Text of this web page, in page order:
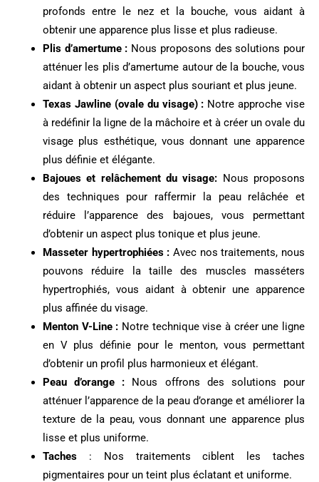
profonds entre le nez et la bouche, vous aidant à
obtenir une apparence plus lisse et plus radieuse.
Plis d’amertume : Nous proposons des solutions pour
atténuer les plis d’amertume autour de la bouche, vous
aidant à obtenir un aspect plus souriant et plus jeune.
Texas Jawline (ovale du visage) : Notre approche vise
à redéfinir la ligne de la mâchoire et à créer un ovale du
visage plus esthétique, vous donnant une apparence
plus définie et élégante.
Bajoues et relâchement du visage: Nous proposons
des techniques pour raffermir la peau relâchée et
réduire l’apparence des bajoues, vous permettant
d’obtenir un aspect plus tonique et plus jeune.
Masseter hypertrophiées : Avec nos traitements, nous
pouvons réduire la taille des muscles masséters
hypertrophiés, vous aidant à obtenir une apparence
plus affinée du visage.
Menton V-Line : Notre technique vise à créer une ligne
en V plus définie pour le menton, vous permettant
d’obtenir un profil plus harmonieux et élégant.
Peau d’orange : Nous offrons des solutions pour
atténuer l’apparence de la peau d’orange et améliorer la
texture de la peau, vous donnant une apparence plus
lisse et plus uniforme.
Taches : Nos traitements ciblent les taches
pigmentaires pour un teint plus éclatant et uniforme.